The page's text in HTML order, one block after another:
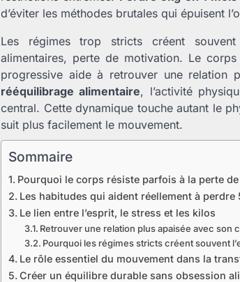
d’éviter les méthodes brutales qui épuisent
Les régimes trop stricts créent souvent
alimentaires, perte de motivation. Le
progressive aide à retrouver une relation
rééquilibrage alimentaire, l’activité
central. Cette dynamique touche autant le
suit plus facilement le mouvement.
Sommaire
Pourquoi le corps résiste parfois à la perte
Les habitudes qui aident réellement à perdre
Le lien entre l’esprit, le stress et les kilos
Retrouver une relation plus apaisée avec son
Pourquoi les régimes stricts créent souvent
Le rôle essentiel du mouvement dans la
Créer un équilibre durable sans obsession